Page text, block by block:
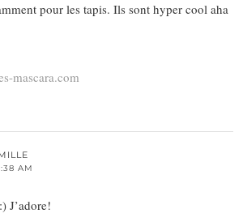
pour les tapis. Ils sont hyper cool aha
mascara.com
AM
J’adore!